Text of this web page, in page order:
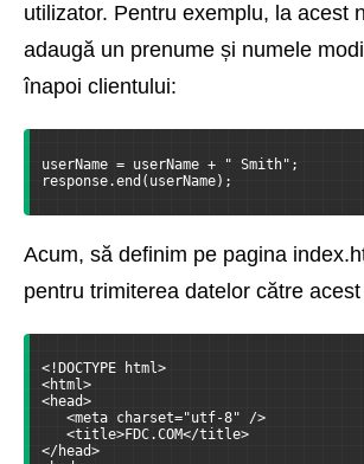
utilizator. Pentru exemplu, la acest
adaugă un prenume și numele
înapoi clientului:
userName = userName + " Smith";
response.end(userName);
Acum, să definim pe pagina
pentru trimiterea datelor către
<!DOCTYPE html>
<html>
<head>
<meta charset="utf-8" />
<title>FDC.COM</title>
</head>